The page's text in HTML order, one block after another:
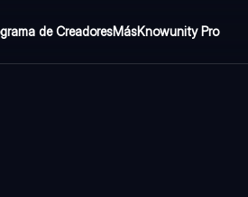
de CreadoresMásKnowunity Pro